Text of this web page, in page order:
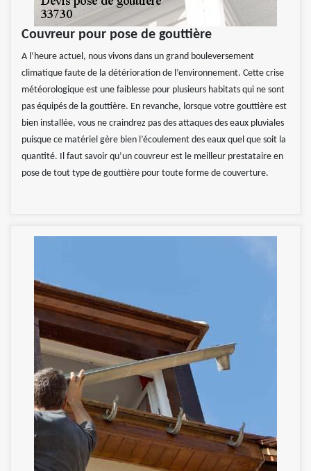
Couvreur pour pose de gouttière
A l’heure actuel, nous vivons dans un grand bouleversement
climatique faute de la détérioration de l’environnement. Cette crise
météorologique est une faiblesse pour plusieurs habitats qui ne sont
pas équipés de la gouttière. En revanche, lorsque votre gouttière est
bien installée, vous ne craindrez pas des attaques des eaux pluviales
puisque ce matériel gère bien l’écoulement des eaux quel que soit la
quantité. Il faut savoir qu’un couvreur est le meilleur prestataire en
pose de tout type de gouttière pour toute forme de couverture.